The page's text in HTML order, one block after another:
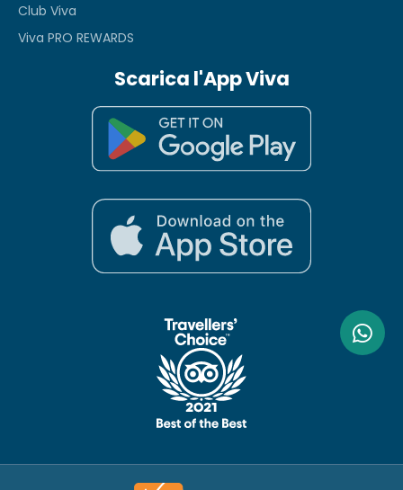
Club Viva
Viva PRO REWARDS
Scarica l'App Viva